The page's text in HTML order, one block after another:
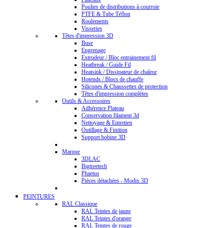
Poulies de distributions à courroie
PTFE & Tube Téflon
Roulements
Visseries
Têtes d'impression 3D
Buse
Engrenage
Extrudeur / Bloc entrainement fil
Heatbreak / Guide Fil
Heatsink / Dissipateur de chaleur
Hotends / Blocs de chauffe
Silicones & Chaussettes de protection
Têtes d'impression complètes
Outils & Accessoires
Adhérence Plateau
Conservation filament 3d
Nettoyage & Entretien
Outillage & Finition
Support bobine 3D
Marque
3DLAC
Bigtreetech
Phaetus
Pièces détachées - Modix 3D
PEINTURES
RAL Classique
RAL Teintes de jaune
RAL Teintes d'orange
RAL Teintes de rouge